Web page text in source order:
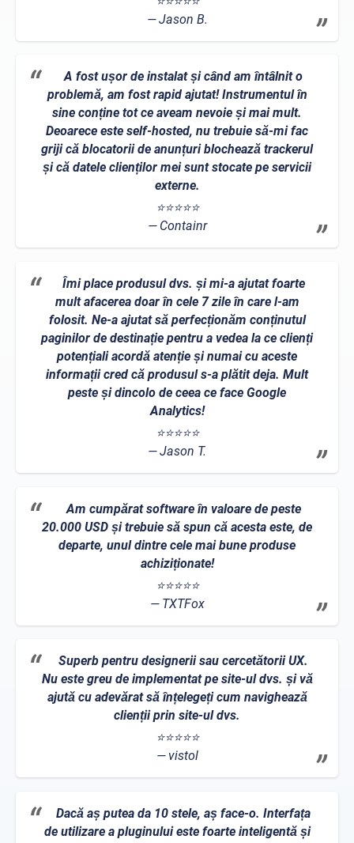
Jason B.
A fost ușor de instalat și când am întâlnit o
problemă, am fost rapid ajutat! Instrumentul în
sine conține tot ce aveam nevoie și mai mult.
Deoarece este self-hosted, nu trebuie să-mi fac
griji că blocatorii de anunțuri blochează trackerul
și că datele clienților mei sunt stocate pe servicii
externe.
⭐⭐⭐⭐⭐
Containr
Îmi place produsul dvs. și mi-a ajutat foarte
mult afacerea doar în cele 7 zile în care l-am
folosit. Ne-a ajutat să perfecționăm conținutul
paginilor de destinație pentru a vedea la ce clienți
potențiali acordă atenție și numai cu aceste
informații cred că produsul s-a plătit deja. Mult
peste și dincolo de ceea ce face Google
Analytics!
⭐⭐⭐⭐⭐
Jason T.
Am cumpărat software în valoare de peste
20.000 USD și trebuie să spun că acesta este, de
departe, unul dintre cele mai bune produse
achiziționate!
⭐⭐⭐⭐⭐
TXTFox
Superb pentru designerii sau cercetătorii UX.
Nu este greu de implementat pe site-ul dvs. și vă
ajută cu adevărat să înțelegeți cum navighează
clienții prin site-ul dvs.
⭐⭐⭐⭐⭐
vistol
Dacă aș putea da 10 stele, aș face-o. Interfața
de utilizare a pluginului este foarte inteligentă și